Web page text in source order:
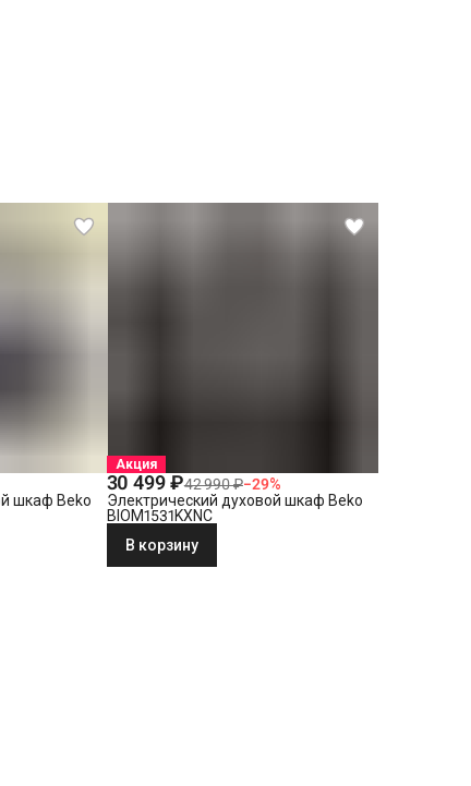
шкаф Beko
Акция
30 499 ₽42 990 ₽−29%
Электрический духовой шкаф Beko
BIOM1531KXNC
В корзину